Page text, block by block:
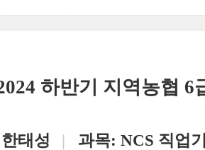
하반기 지역농협 6
태성 | 과목: NCS 직업